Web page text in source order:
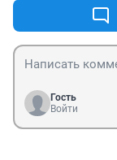
Гость
Войти